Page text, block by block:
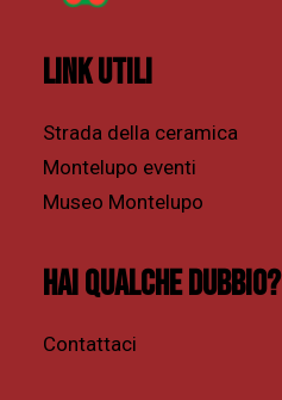
Link utili
Strada della ceramica
Montelupo eventi
Museo Montelupo
Hai qualche dubbio?
Contattaci